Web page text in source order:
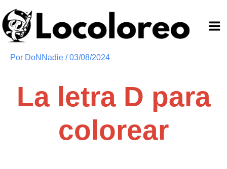
al
contenido
Por DoNNadie /03/08/2024
La letra D para
colorear